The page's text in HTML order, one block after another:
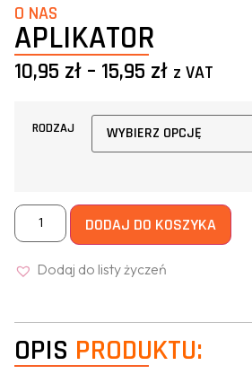
O NAS
APLIKATOR
10,95 zł – 15,95 zł z VAT
RODZAJ
DODAJ DO KOSZYKA
Dodaj do listy życzeń
OPIS PRODUKTU: